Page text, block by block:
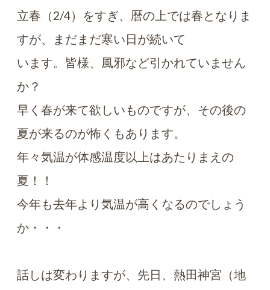
立春（2/4）をすぎ、暦の上では春となりま
すが、まだまだ寒い日が続いて
います。皆様、風邪など引かれていません
か？
早く春が来て欲しいものですが、その後の
夏が来るのが怖くもあります。
年々気温が体感温度以上はあたりまえの
夏！！
今年も去年より気温が高くなるのでしょう
か・・・
話しは変わりますが、先日、熱田神宮（地